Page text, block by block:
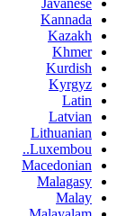
Kannada
Kazakh
Khmer
Kurdish
Kyrgyz
Latin
Latvian
Lithuanian
Luxembou..
Macedonian
Malagasy
Malay